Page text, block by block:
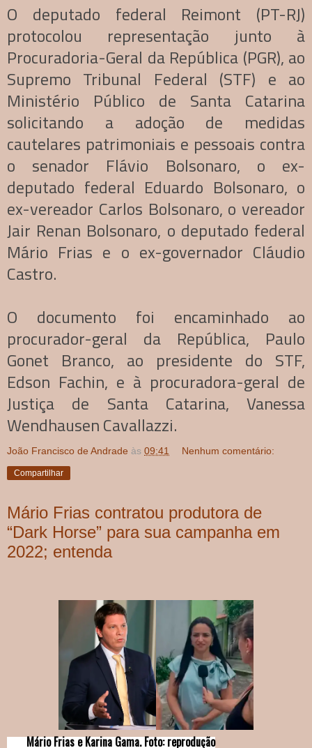
O deputado federal Reimont (PT-RJ)
protocolou representação junto à
Procuradoria-Geral da República (PGR), ao
Supremo Tribunal Federal (STF) e ao
Ministério Público de Santa Catarina
solicitando a adoção de medidas
cautelares patrimoniais e pessoais contra
o senador Flávio Bolsonaro, o ex-
deputado federal Eduardo Bolsonaro, o
ex-vereador Carlos Bolsonaro, o vereador
Jair Renan Bolsonaro, o deputado federal
Mário Frias e o ex-governador Cláudio
Castro.
O documento foi encaminhado ao
procurador-geral da República, Paulo
Gonet Branco, ao presidente do STF,
Edson Fachin, e à procuradora-geral de
Justiça de Santa Catarina, Vanessa
Wendhausen Cavallazzi.
João Francisco de Andrade às 09:41 Nenhum comentário:
Compartilhar
Mário Frias contratou produtora de
“Dark Horse” para sua campanha em
2022; entenda
Mário Frias e Karina Gama. Foto: reprodução